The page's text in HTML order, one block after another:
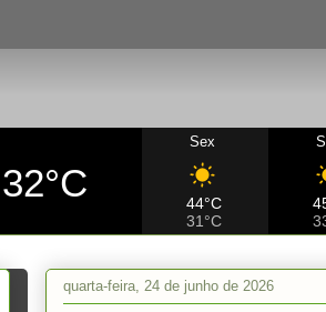
32°C
Sex
44°C
31°C
quarta-feira, 24 de junho de 2026